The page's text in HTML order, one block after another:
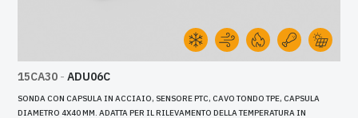
15CA30 - ADU06C
SONDA CON CAPSULA IN ACCIAIO, SENSORE PTC, CAVO TONDO TPE, CAPSULA
DIAMETRO 4X40 MM. ADATTA PER IL RILEVAMENTO DELLA TEMPERATURA IN